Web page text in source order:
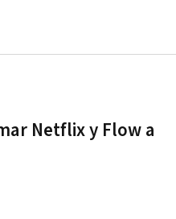
Netflix y Flow a